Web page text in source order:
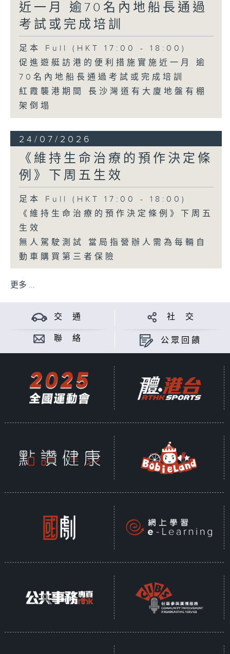
近一月 逾70名內地船長通過
考試或完成培訓
足本 Full (HKT 17:00 - 18:00)
促進遊艇訪港的便利措施實施近一月 逾
70名內地船長通過考試或完成培訓
紅霞襲港期間 長沙灣道有大廈地盤有棚
架倒塌
24/07/2026
《維持生命治療的預作決定條
例》下周五生效
足本 Full (HKT 17:00 - 18:00)
《維持生命治療的預作決定條例》下周五
生效
無人駕駛測試 當局指營辦人需為每輛自
動車購買第三者保險
更多 ...
交 通 社 交
聯 絡 公眾回饋